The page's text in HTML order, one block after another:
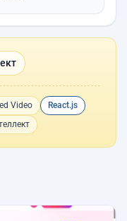
Video
React.js